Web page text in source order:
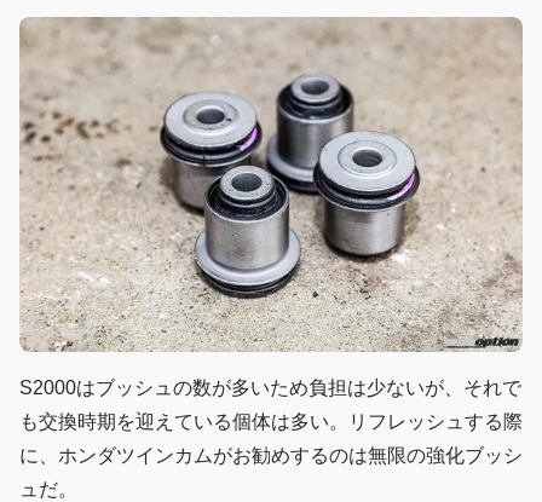
S2000はブッシュの数が多いため負担は少ないが、それで
も交換時期を迎えている個体は多い。リフレッシュする際
に、ホンダツインカムがお勧めするのは無限の強化ブッシ
ュだ。